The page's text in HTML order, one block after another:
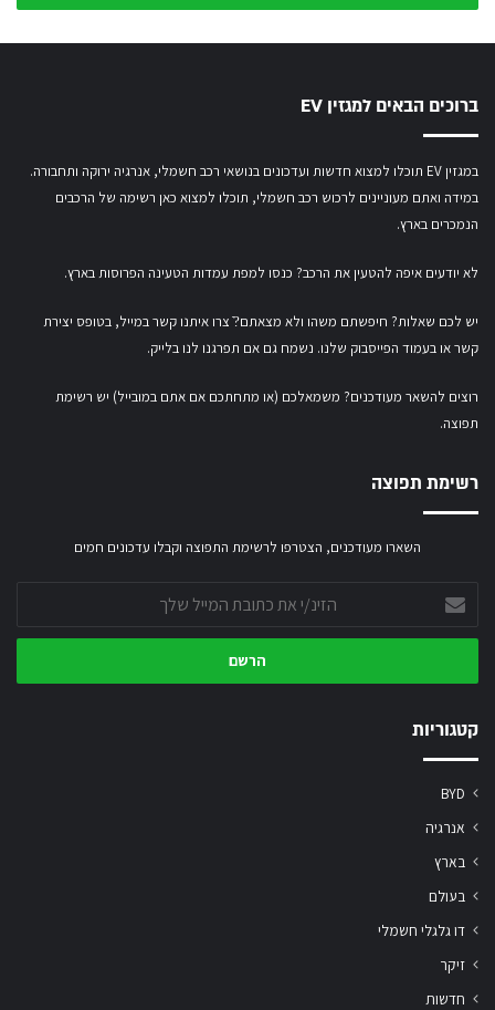
שלך
ברוכים הבאים למגזין EV
במגזין EV תוכלו למצוא חדשות ועדכונים בנושאי רכב חשמלי, אנרגיה ירוקה ותחבורה.
במידה ואתם מעוניינים לרכוש רכב חשמלי, תוכלו למצוא כאן רשימה של הרכבים
הנמכרים בארץ.
לא יודעים איפה להטעין את הרכב? כנסו למפת עמדות הטעינה הפרוסות בארץ.
יש לכם שאלות? חיפשתם משהו ולא מצאתם?ֿ צרו איתנו קשר במייל, בטופס יצירת
קשראובעמוד הפייסבוק שלנו. נשמח גם אם תפרגנו לנו בלייק.
רוצים להשאר מעודכנים? משמאלכם (או מתחתכם אם אתם במובייל) יש רשימת
תפוצה.
רשימת תפוצה
השארו מעודכנים, הצטרפו לרשימת התפוצה וקבלו עדכונים חמים
את
כתובת
שלך
קטגוריות
BYD
אנרגיה
בארץ
בעולם
דו גלגלי חשמלי
זיקר
חדשות